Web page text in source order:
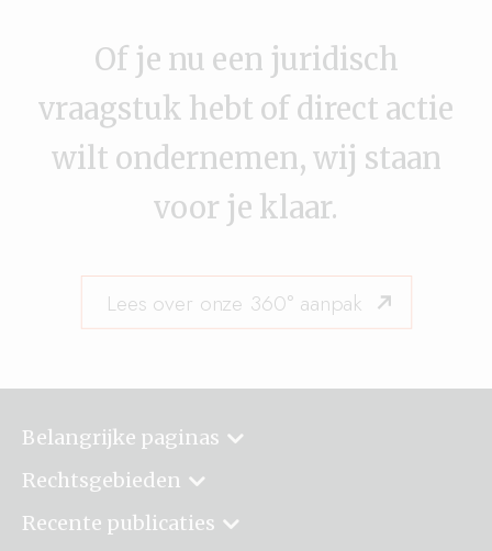
Of je nu een juridisch
vraagstuk hebt of direct actie
wilt ondernemen, wij staan
voor je klaar.
Lees over onze 360° aanpak
Belangrijke paginas
Rechtsgebieden
Recente publicaties